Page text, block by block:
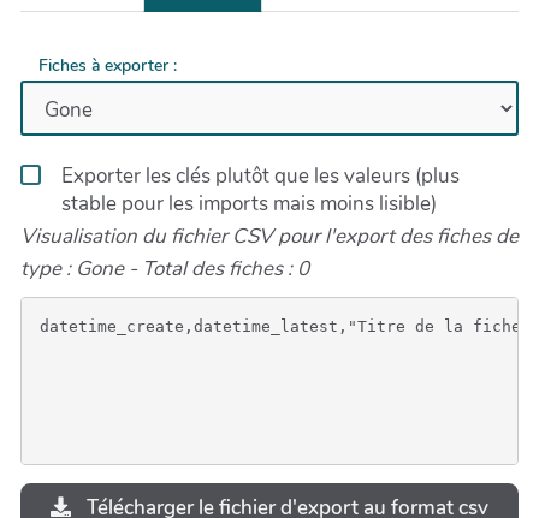
Fiches à exporter :
Exporter les clés plutôt que les valeurs (plus
stable pour les imports mais moins lisible)
Visualisation du fichier CSV pour l'export des fiches de
type : Gone - Total des fiches : 0
Télécharger le fichier d'export au format csv